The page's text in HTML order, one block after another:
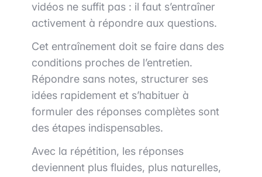
vidéos ne suffit pas : il faut s’entraîner
activement à répondre aux questions.
Cet entraînement doit se faire dans des
conditions proches de l’entretien.
Répondre sans notes, structurer ses
idées rapidement et s’habituer à
formuler des réponses complètes sont
des étapes indispensables.
Avec la répétition, les réponses
deviennent plus fluides, plus naturelles,